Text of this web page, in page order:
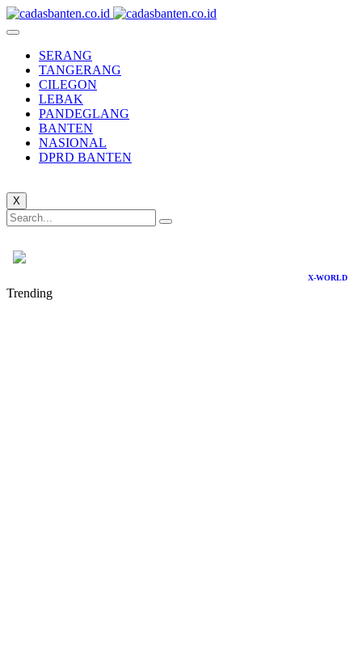
SERANG
TANGERANG
CILEGON
LEBAK
PANDEGLANG
BANTEN
NASIONAL
DPRD BANTEN
X
X-WORLD
Trending